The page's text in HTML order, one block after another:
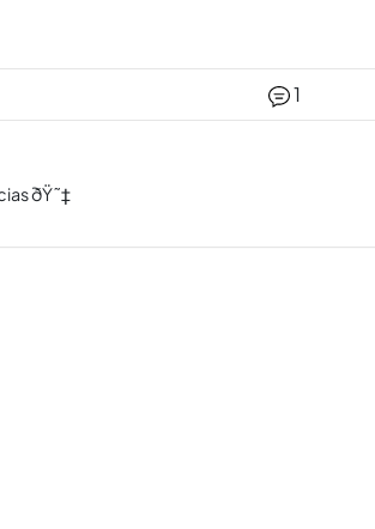
1
ðŸ˜‡